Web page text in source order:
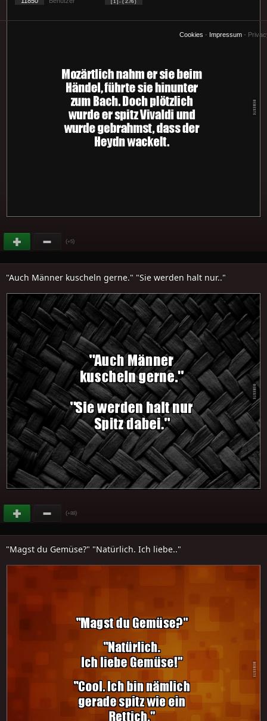
(+5)
"Auch Männer kuscheln gerne." "Sie werden halt nur.."
(+88)
"Magst du Gemüse?" "Natürlich. Ich liebe.."
[ 1 ] - ( 2.76 )
Cookies - Impressum -